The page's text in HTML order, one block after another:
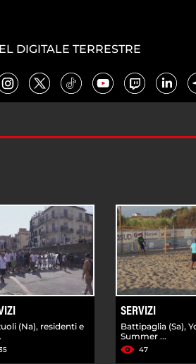
DIGITALE TERRESTRE
(Na), residenti e
SERVIZI
Battipaglia (Sa),
Summer ...
47